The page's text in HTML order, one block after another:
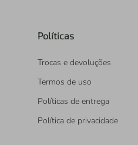
Políticas
Trocas e devoluções
Termos de uso
Políticas de entrega
Política de privacidade